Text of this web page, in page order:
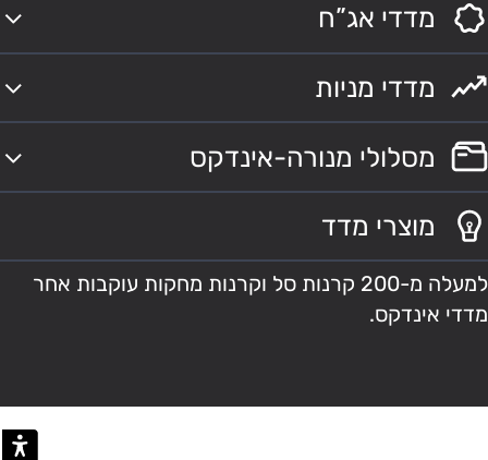
מדדי אג”ח
מדדי מניות
מסלולי מנורה-אינדקס
מוצרי מדד
למעלה מ-200 קרנות סל וקרנות מחקות עוקבות אחר
מדדי אינדקס.